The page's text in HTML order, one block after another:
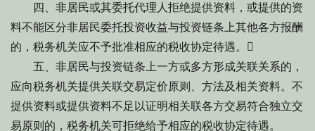
四、非居民或其委托代理人拒绝提供资料，或提供的资
料不能区分非居民委托投资收益与投资链条上其他各方报酬
的，税务机关应不予批准相应的税收协定待遇。
五、非居民与投资链条上一方或多方形成关联关系的，
应向税务机关提供关联交易定价原则、方法及相关资料。不
提供资料或提供资料不足以证明相关联各方交易符合独立交
易原则的，税务机关可拒绝给予相应的税收协定待遇。